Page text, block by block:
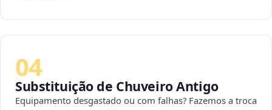
04
Substituição de Chuveiro Antigo
Equipamento desgastado ou com falhas? Fazemos a troca